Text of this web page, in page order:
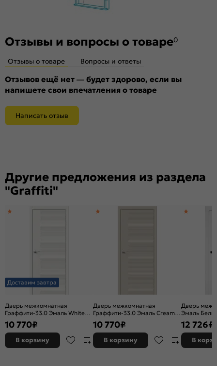
Отзывы и вопросы о товаре0
Отзывы о товаре Вопросы и ответы
Отзывов ещё нет — будет здорово, если вы
напишете свои впечатления о товаре
Написать отзыв
Другие предложения из раздела
"Graffiti"
Доставим завтра
Дверь межкомнатная
Граффити-33.0 Эмаль Whitey,
без декора, глухая, без
стекла, без кромки, каркасно-
щитовая
10 770₽
В корзину
Дверь межкомнатная
Граффити-33.0 Эмаль Creamy,
без декора, глухая, без
стекла, без кромки, каркасно-
щитовая
10 770₽
В корзину
Дверь
Эмаль
каркасно-
12 726₽
В